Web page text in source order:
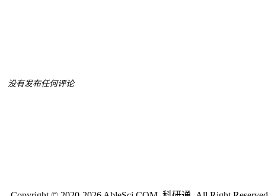
没有发布任何评论